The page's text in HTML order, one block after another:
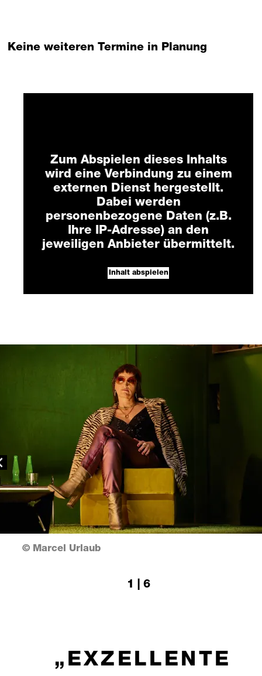
Keine weiteren Termine in Planung
Zum Abspielen dieses Inhalts
wird eine Verbindung zu einem
externen Dienst hergestellt.
Dabei werden
personenbezogene Daten (z.B.
Ihre IP-Adresse) an den
jeweiligen Anbieter übermittelt.
Inhalt abspielen
© Marcel Urlaub
1 | 6
EXZELLENTE